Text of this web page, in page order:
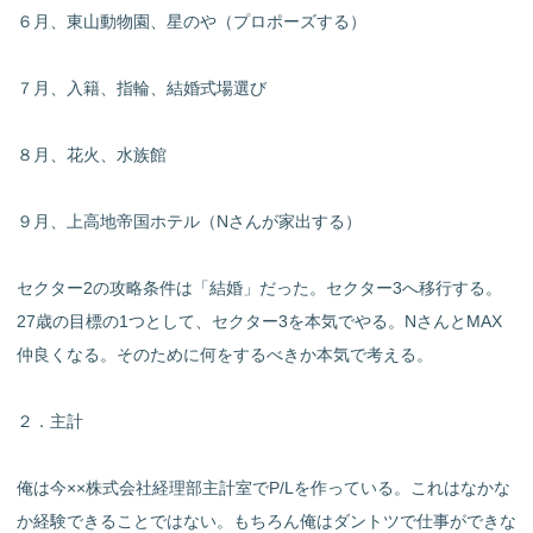
６月、東山動物園、星のや（プロポーズする）
７月、入籍、指輪、結婚式場選び
８月、花火、水族館
９月、上高地帝国ホテル（Nさんが家出する）
セクター2の攻略条件は「結婚」だった。セクター3へ移行する。
27歳の目標の1つとして、セクター3を本気でやる。NさんとMAX
仲良くなる。そのために何をするべきか本気で考える。
２．主計
俺は今××株式会社経理部主計室でP/Lを作っている。これはなかな
か経験できることではない。もちろん俺はダントツで仕事ができな